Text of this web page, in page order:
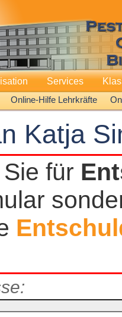
Online-Hilfe Lehrkräfte
Services
Katja
für